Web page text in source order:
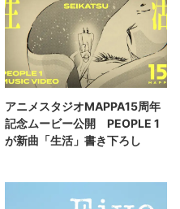
アニメスタジオMAPPA15周年
記念ムービー公開 PEOPLE 1
が新曲「生活」書き下ろし